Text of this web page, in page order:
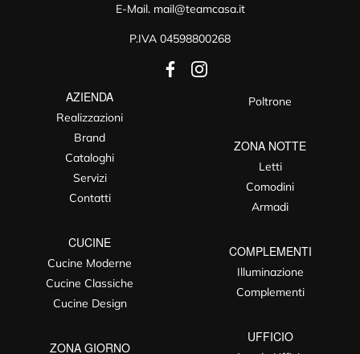
E-Mail. mail@teamcasa.it
P.IVA 04598800268
AZIENDA
Realizzazioni
Brand
Cataloghi
Servizi
Contatti
CUCINE
Cucine Moderne
Cucine Classiche
Cucine Design
ZONA GIORNO
Poltrone
ZONA NOTTE
Letti
Comodini
Armadi
COMPLEMENTI
Illuminazione
Complementi
UFFICIO